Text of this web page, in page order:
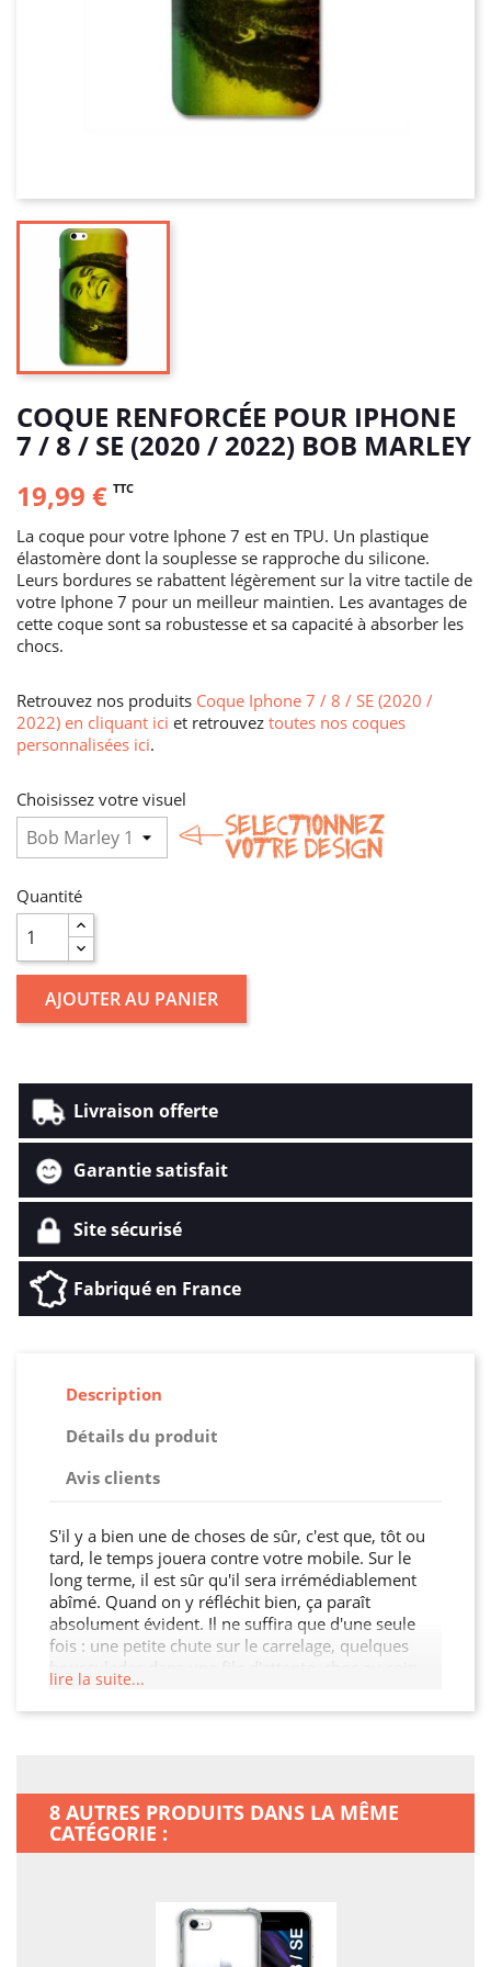
COQUE RENFORCÉE POUR IPHONE
7 / 8 / SE (2020 / 2022) BOB MARLEY
19,99 € TTC
La coque pour votre Iphone 7 est en TPU. Un plastique
élastomère dont la souplesse se rapproche du silicone.
Leurs bordures se rabattent légèrement sur la vitre tactile de
votre Iphone 7 pour un meilleur maintien. Les avantages de
cette coque sont sa robustesse et sa capacité à absorber les
chocs.
Retrouvez nos produits Coque Iphone 7 / 8 / SE (2020 /
2022) en cliquant ici et retrouvez toutes nos coques
personnalisées ici.
Choisissez votre visuel
Quantité
AJOUTER AU PANIER
Livraison offerte
Garantie satisfait
Site sécurisé
Fabriqué en France
Description
Détails du produit
Avis clients
S'il y a bien une de choses de sûr, c'est que, tôt ou
tard, le temps jouera contre votre mobile. Sur le
long terme, il est sûr qu'il sera irrémédiablement
abîmé. Quand on y réfléchit bien, ça paraît
absolument évident. Il ne suffira que d'une seule
fois : une petite chute sur le carrelage, quelques
bousculades dans une file d'attente, choc au coin
d'une ruelle, sac qu'on pose trop brusquement.
Personne n'est à l'abri ! C'est triste, mais on n'y peut
l'écran peut se féler, et aujourd'hui, vous pouvez
aussi tordre la coque Au lieu de prendre une
assurance onéreuse pour votre mobile, pensez à
lire la suite...
8 AUTRES PRODUITS DANS LA MÊME
CATÉGORIE :